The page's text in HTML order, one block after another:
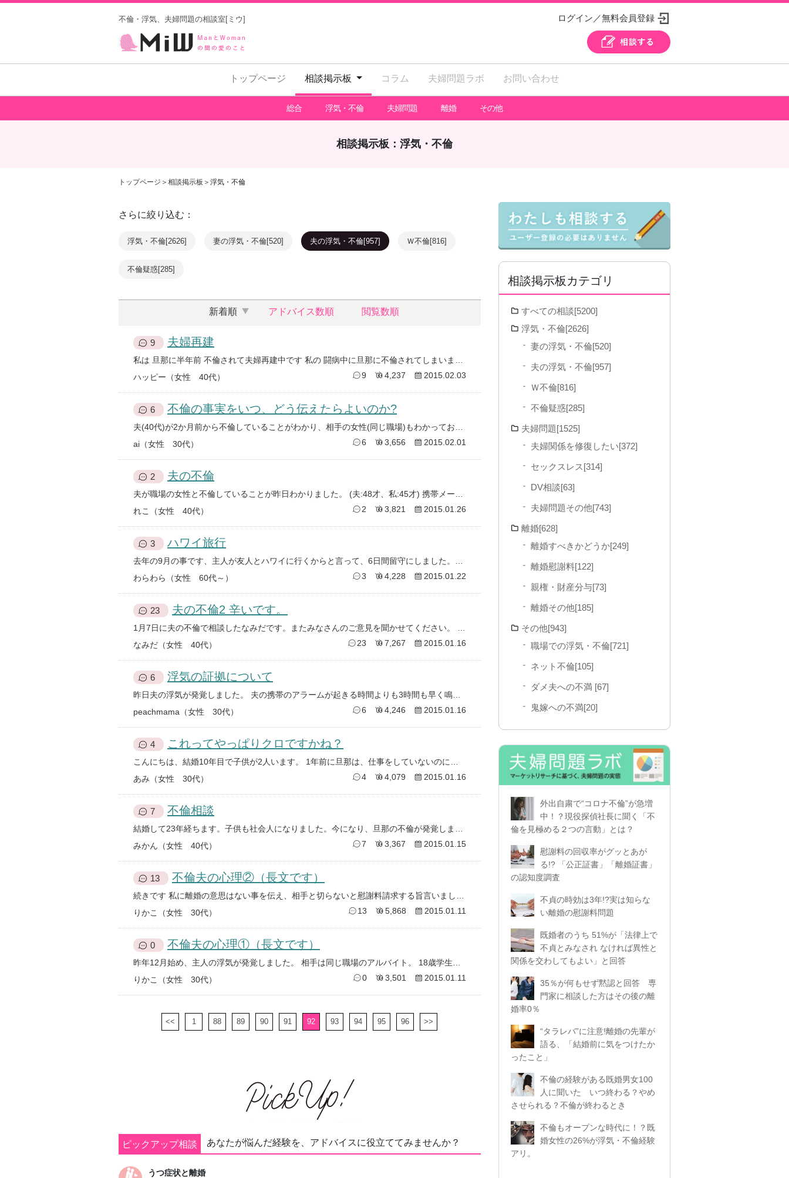
不倫・浮気、夫婦問題の相談室[ミウ] ログイン／無料会員登録
トップページ 相談掲示板 コラム 夫婦問題ラボ お問い合わせ
総合 浮気・不倫 夫婦問題 離婚 その他
相談掲示板：浮気・不倫
トップページ ＞ 相談掲示板 ＞浮気・不倫
さらに絞り込む：
浮気・不倫[2626] 妻の浮気・不倫[520] 夫の浮気・不倫[957] Ｗ不倫[816]
不倫疑惑[285]
新着順 アドバイス数順 閲覧数順
9 夫婦再建
ハッピー（女性 40代）
9 4,237 2015.02.03
6 不倫の事実をいつ、どう伝えたらよいのか?
ai（女性 30代）
6 3,656 2015.02.01
2 夫の不倫
れこ（女性 40代）
2 3,821 2015.01.26
3 ハワイ旅行
わらわら（女性 60代～）
3 4,228 2015.01.22
23 夫の不倫2 辛いです。
なみだ（女性 40代）
23 7,267 2015.01.16
6 浮気の証拠について
peachmama（女性 30代）
6 4,246 2015.01.16
4 これってやっぱりクロですかね？
あみ（女性 30代）
4 4,079 2015.01.16
7 不倫相談
みかん（女性 40代）
7 3,367 2015.01.15
13 不倫夫の心理②（長文です）
りかこ（女性 30代）
13 5,868 2015.01.11
0 不倫夫の心理①（長文です）
りかこ（女性 30代）
0 3,501 2015.01.11
<< 1 88 89 90 91 92 93 94 95 96 >>
ピックアップ相談 あなたが悩んだ経験を、アドバイスに役立ててみませんか？
うつ症状と離婚
相談掲示板カテゴリ
すべての相談[5200]
浮気・不倫[2626]
妻の浮気・不倫[520]
夫の浮気・不倫[957]
Ｗ不倫[816]
不倫疑惑[285]
夫婦問題[1525]
夫婦関係を修復したい[372]
セックスレス[314]
DV相談[63]
夫婦問題その他[743]
離婚[628]
離婚すべきかどうか[249]
離婚慰謝料[122]
親権・財産分与[73]
離婚その他[185]
その他[943]
職場での浮気・不倫[721]
ネット不倫[105]
ダメ夫への不満 [67]
鬼嫁への不満[20]
外出自粛で“コロナ不倫”が急増
中！？現役探偵社長に聞く「不
倫を見極める２つの言動」とは？
慰謝料の回収率がグッとあが
る!? 「公正証書」「離婚証書」
の認知度調査
不貞の時効は3年!?実は知らな
い離婚の慰謝料問題
既婚者のうち 51%が「法律上で
不貞とみなされ なければ異性と
関係を交わしてもよい」と回答
35％が何もせず黙認と回答 専
門家に相談した方はその後の離
婚率0％
“タラレバ”に注意!離婚の先輩が
語る、「結婚前に気をつけたか
ったこと」
不倫の経験がある既婚男女100
人に聞いた いつ終わる？やめ
させられる？不倫が終わるとき
不倫もオープンな時代に！？既
婚女性の26%が浮気・不倫経験
アリ。